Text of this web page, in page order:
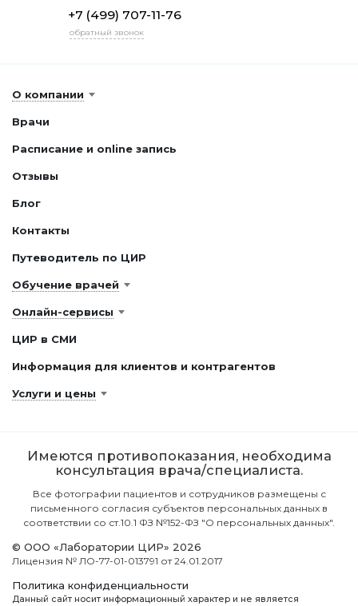
+7 (499) 707-11-76
обратный звонок
О компании
Врачи
Расписание и online запись
Отзывы
Блог
Контакты
Путеводитель по ЦИР
Обучение врачей
Онлайн-сервисы
ЦИР в СМИ
Информация для клиентов и контрагентов
Услуги и цены
Имеются противопоказания, необходима
консультация врача/специалиста.
Все фотографии пациентов и сотрудников размещены с
письменного согласия субъектов персональных данных в
соответствии со ст.10.1 ФЗ №152-ФЗ "О персональных данных".
© ООО «Лаборатории ЦИР» 2026
Лицензия № ЛО-77-01-013791 от 24.01.2017
Политика конфиденциальности
Данный сайт носит информационный характер и не является